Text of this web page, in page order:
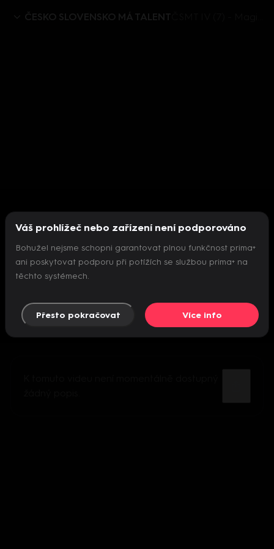
ČESKO SLOVENSKO MÁ TALENT
Nepodařilo se inicializovat přehrávač
Váš prohlížeč nebo zařízení není podporováno
Bohužel nejsme schopni garantovat plnou funkčnost prima+
ani poskytovat podporu při potížích se službou prima+ na
těchto systémech.
Přesto pokračovat Více info